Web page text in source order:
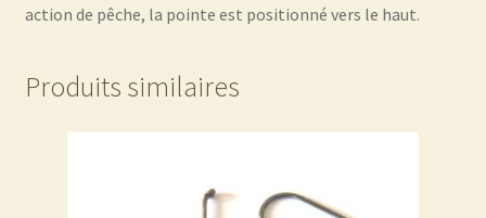
action de pêche, la pointe est positionné vers le haut.
Produits similaires